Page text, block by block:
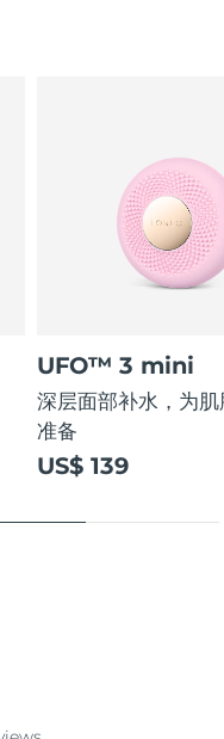
UFO™ 3 mini
深层面部补水，为
准备
US$ 139